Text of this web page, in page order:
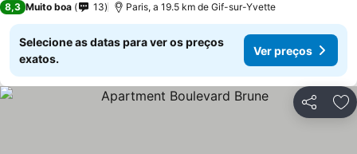
8,3 Muito boa 13 Paris, a 19.5 km de Gif-sur-Yvette
Selecione as datas para ver os preços
exatos.
Ver preços
Partilhar